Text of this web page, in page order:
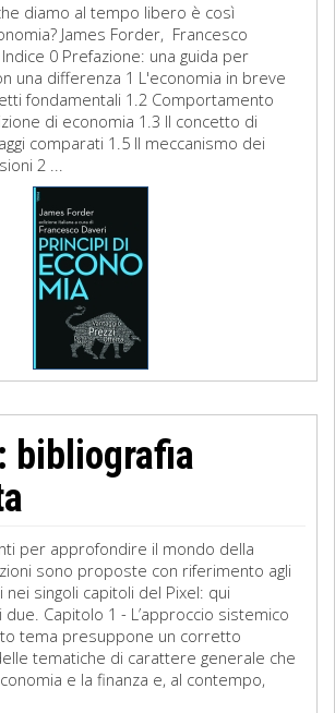
diamo al tempo libero è così
James Forder, Francesco
0 Prefazione: una guida per
una differenza 1 L'economia in breve
fondamentali 1.2 Comportamento
di economia 1.3 Il concetto di
comparati 1.5 Il meccanismo dei
2 ...
bibliografia
per approfondire il mondo della
sono proposte con riferimento agli
singoli capitoli del Pixel: qui
Capitolo 1 - L’approccio sistemico
tema presuppone un corretto
tematiche di carattere generale che
e la finanza e, al contempo,